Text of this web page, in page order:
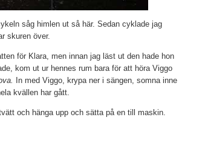
såg himlen ut så här. Sedan cyklade jag
skuren över.
för Klara, men innan jag läst ut den hade hon
kom ut ur hennes rum bara för att höra Viggo
In med Viggo, krypa ner i sängen, somna inne
kvällen har gått.
och hänga upp och sätta på en till maskin.